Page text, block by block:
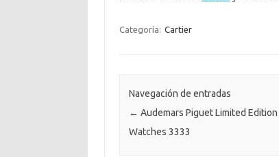
Categoría: Cartier
Navegación de entradas
← Audemars Piguet Limited Edition
Watches 3333